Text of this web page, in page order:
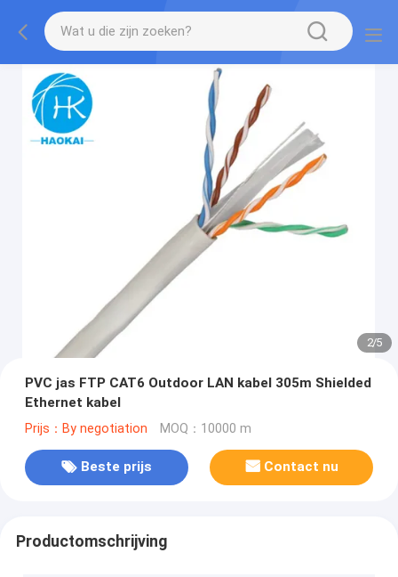
2/5
PVC jas FTP CAT6 Outdoor LAN kabel 305m Shielded
Ethernet kabel
Prijs：By negotiation MOQ：10000 m
Beste prijs Contact nu
Productomschrijving